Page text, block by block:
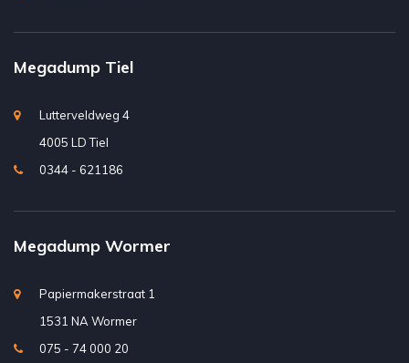
Megadump Tiel
Lutterveldweg 4
4005 LD Tiel
0344 - 621186
Megadump Wormer
Papiermakerstraat 1
1531 NA Wormer
075 - 74 000 20